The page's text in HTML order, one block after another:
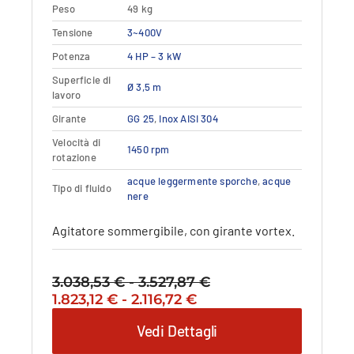
Dettagli
Questo
prodotto
ha
Le
opzioni
possono
scelte
del
prodotto
Peso
49 kg
Tensione
3~400V
Potenza
4 HP – 3 kW
Superficie di
lavoro
Ø 3,5 m
Girante GG 25, Inox AISI 304
Velocità di
rotazione
1450 rpm
Tipo di fluido
acque leggermente sporche,acque
nere
Agitatore sommergibile, con girante vortex.
3.038,53€ - 3.527,87€Fascia
da
Il
1.823,12 € - 2.116,72 €Fascia
prezzo:
Il
attuale
Vedi Dettagli